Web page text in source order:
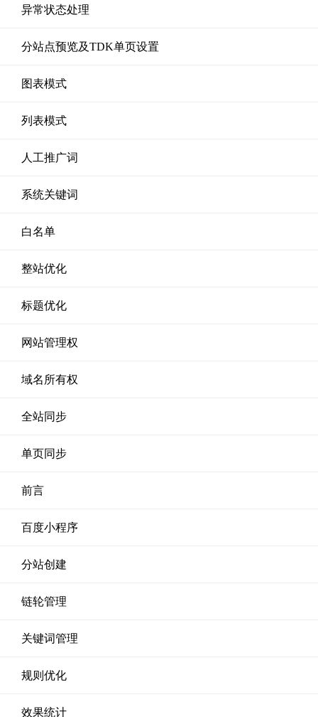
异常状态处理
分站点预览及TDK单页设置
图表模式
列表模式
人工推广词
系统关键词
白名单
整站优化
标题优化
网站管理权
域名所有权
全站同步
单页同步
前言
百度小程序
分站创建
链轮管理
关键词管理
规则优化
效果统计